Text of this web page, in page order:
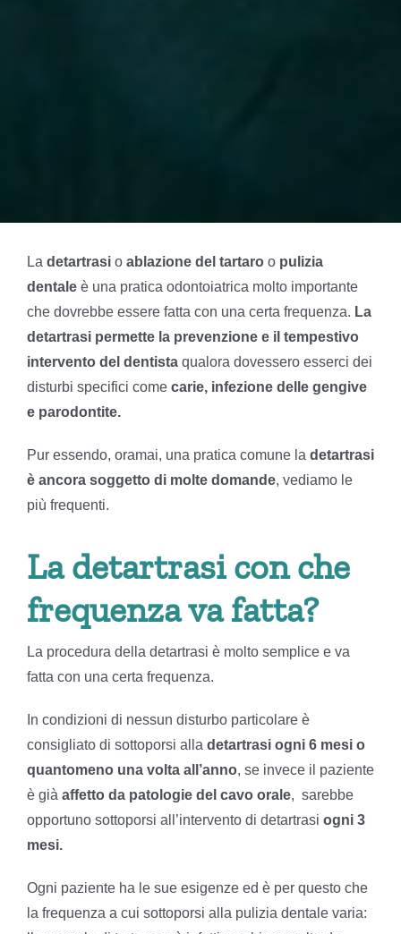
La detartrasio ablazione del tartaroo pulizia
dentaleè una pratica odontoiatrica molto importante
che dovrebbe essere fatta con una certa frequenza. La
detartrasi permette la prevenzione e il tempestivo
intervento del dentistaqualora dovessero esserci dei
disturbi specifici come carie, infezione delle gengive
e parodontite.
Pur essendo, oramai, una pratica comune la detartrasi
è ancora soggetto di molte domande, vediamo le
più frequenti.
La detartrasi con che
frequenza va fatta?
La procedura della detartrasi è molto semplice e va
fatta con una certa frequenza.
In condizioni di nessun disturbo particolare è
consigliato di sottoporsi alla detartrasi ogni 6 mesi o
quantomeno una volta all’anno, se invece il paziente
è già affetto da patologie del cavo orale, sarebbe
opportuno sottoporsi all’intervento di detartrasi ogni 3
mesi.
Ogni paziente ha le sue esigenze ed è per questo che
la frequenza a cui sottoporsi alla pulizia dentale varia: